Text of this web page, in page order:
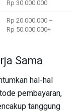
Rp 30.000.000
Rp 20.000.000 –
Rp 50.000.000+
Sama
hal-hal
pembayaran,
tanggung